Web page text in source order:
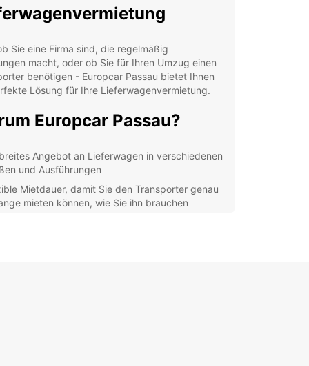
Sie eine Firma sind, die regelmäßig
macht, oder ob Sie für Ihren Umzug einen
benötigen - Europcar Passau bietet Ihnen
Lösung für Ihre Lieferwagenvermietung.
Europcar Passau?
Angebot an Lieferwagen in verschiedenen
und Ausführungen
Mietdauer, damit Sie den Transporter genau
mieten können, wie Sie ihn brauchen